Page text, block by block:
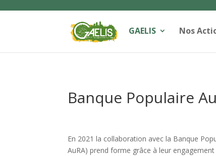
GAELIS Nos
Banque Populaire
En 2021 la collaboration avec la Banque
AuRA) prend forme grâce à leur